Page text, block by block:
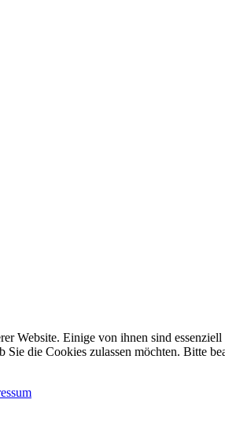
Website. Einige von ihnen sind
Sie die Cookies zulassen möchten. Bitte